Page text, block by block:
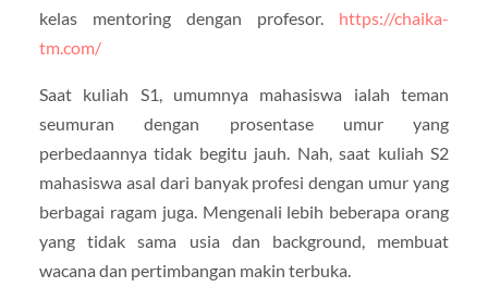
kelas mentoring dengan profesor. https://chaika-
tm.com/
Saat kuliah S1, umumnya mahasiswa ialah teman
seumuran dengan prosentase umur yang
perbedaannya tidak begitu jauh. Nah, saat kuliah S2
mahasiswa asal dari banyak profesi dengan umur yang
berbagai ragam juga. Mengenali lebih beberapa orang
yang tidak sama usia dan background, membuat
wacana dan pertimbangan makin terbuka.